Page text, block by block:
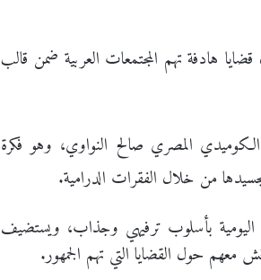
هادفة تهم المجتمعات العربية ضمن قالب
الكوميدي المصري صالح النواوي، وهو فكرة
من خلال الفقرات الدرامية.
اليومية بأسلوب ترفيهي وجذاب، ويستضيف
معهم حول القضايا التي تهم الجمهور.